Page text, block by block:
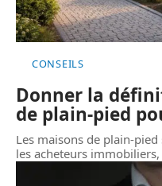
CONSEILS
Donner la
de plain-pied
Les maisons de plain-
les acheteurs immobiliers,